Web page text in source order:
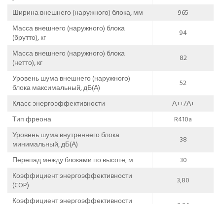
Ширина внешнего (наружного) блока, мм
965
Масса внешнего (наружного) блока
(брутто), кг
94
Масса внешнего (наружного) блока
(нетто), кг
82
Уровень шума внешнего (наружного)
блока максимальный, дБ(А)
52
Класс энергоэффективности
А++/А+
Тип фреона
R410a
Уровень шума внутреннего блока
минимальный, дБ(А)
38
Перепад между блоками по высоте, м
30
Коэффициент энергоэффективности
(COP)
3,80
Коэффициент энергоэффективности